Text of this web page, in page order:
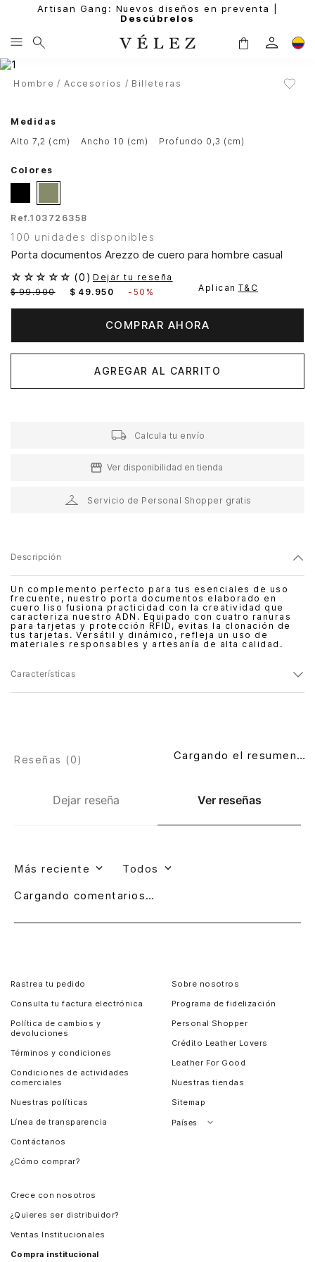
Artisan Gang: Nuevos diseños en preventa |
Descúbrelos
Hombre Accesorios Billeteras
Medidas
alto 7,2 (cm)
ancho 10 (cm) profundo 0,3 (cm)
Colores
Ref.103726358
100 unidades disponibles
Porta documentos Arezzo de cuero para hombre casual
☆ ☆ ☆ ☆ ☆ (0 ) Dejar tu reseña
$ 99.900 $ 49. 950 - 50% Aplican T&C
COMPRAR AHORA
AGREGAR AL CARRITO
Calcula tu envío
Ver disponibilidad en tienda
Servicio de Personal Shopper gratis
Descripción
Un complemento perfecto para tus esenciales de uso
frecuente, nuestro porta documentos elaborado en
cuero liso fusiona practicidad con la creatividad que
caracteriza nuestro ADN. Equipado con cuatro ranuras
para tarjetas y protección RFID, evitas la clonación de
tus tarjetas. Versátil y dinámico, refleja un uso de
materiales responsables y artesanía de alta calidad.
Características
Dejar reseña Ver reseñas
Reseñas (0) Cargando el resumen…
Más reciente Todos
Cargando comentarios…
Rastrea tu pedido
Consulta tu factura electrónica
Política de cambios y
devoluciones
Términos y condiciones
Condiciones de actividades
comerciales
Nuestras políticas
Línea de transparencia
Contáctanos
¿Cómo comprar?
Sobre nosotros
Programa de fidelización
Personal Shopper
Crédito Leather Lovers
Leather For Good
Nuestras tiendas
Sitemap
Países
Crece con nosotros
¿Quieres ser distribuidor?
Ventas Institucionales
Compra institucional